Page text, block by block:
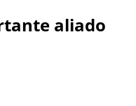
aliado